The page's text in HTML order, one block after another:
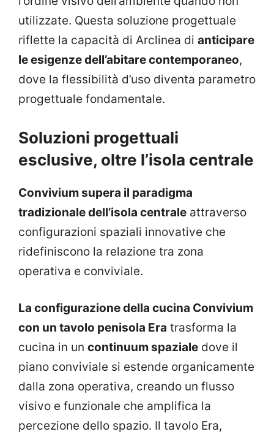
utilizzate. Questa soluzione progettuale
riflette la capacità di Arclinea di anticipare
le esigenze dell’abitare contemporaneo,
dove la flessibilità d’uso diventa parametro
progettuale fondamentale.
Soluzioni progettuali
esclusive, oltre l’isola centrale
Convivium supera il paradigma
tradizionale dell’isola centrale attraverso
configurazioni spaziali innovative che
ridefiniscono la relazione tra zona
operativa e conviviale.
La configurazione della cucina Convivium
con un tavolo penisola Era trasforma la
cucina in un continuum spaziale dove il
piano conviviale si estende organicamente
dalla zona operativa, creando un flusso
visivo e funzionale che amplifica la
percezione dello spazio. Il tavolo Era,